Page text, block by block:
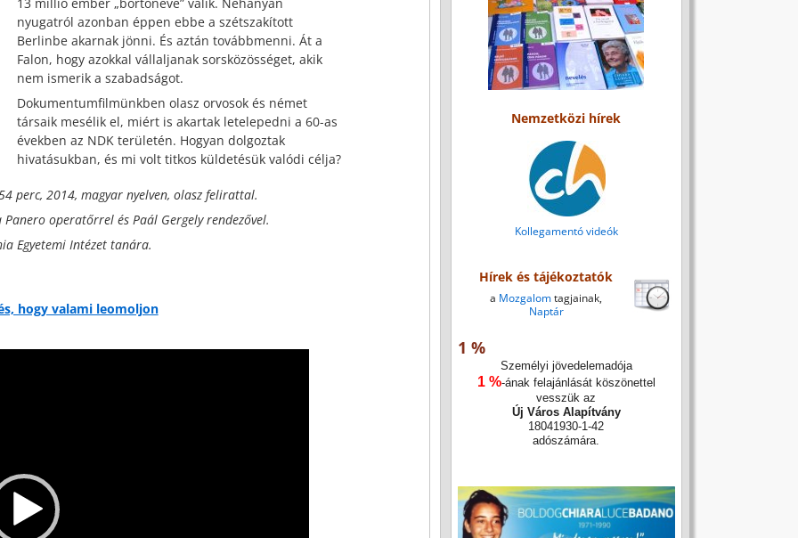
nyugatról azonban éppen ebbe a szétszakított
Berlinbe akarnak jönni. És aztán továbbmenni. Át a
Falon, hogy azokkal vállaljanak sorsközösséget, akik
nem ismerik a szabadságot.
Dokumentumfilmünkben olasz orvosok és német
társaik mesélik el, miért is akartak letelepedni a 60-as
években az NDK területén. Hogyan dolgoztak
hivatásukban, és mi volt titkos küldetésük valódi célja?
perc, 2014, magyar nyelven, olasz felirattal.
operatőrrel és Paál Gergely rendezővel.
Egyetemi Intézet tanára.
hogy valami leomoljon
Nemzetközi hírek
Kollegamentó videók
Hírek és tájékoztatók
a Mozgalomtagjainak,
Naptár
1 %
Személyi jövedelemadója
1 %-ának felajánlását köszönettel
vesszük az
Új Város Alapítvány
18041930-1-42
adószámára.